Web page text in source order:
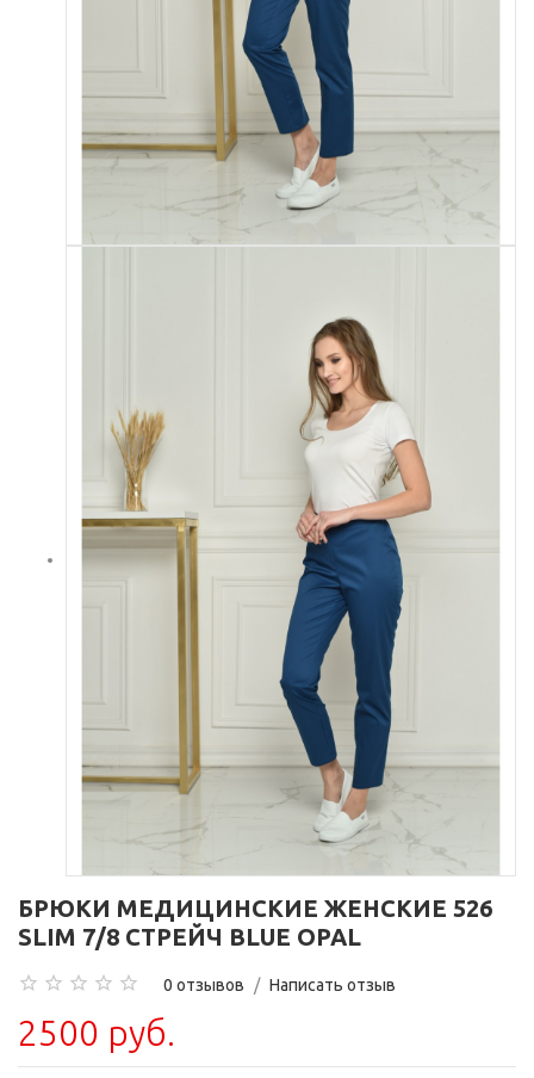
БРЮКИ МЕДИЦИНСКИЕ ЖЕНСКИЕ 526
SLIM 7/8 СТРЕЙЧ BLUE OPAL
0 отзывов / Написать отзыв
2500 руб.